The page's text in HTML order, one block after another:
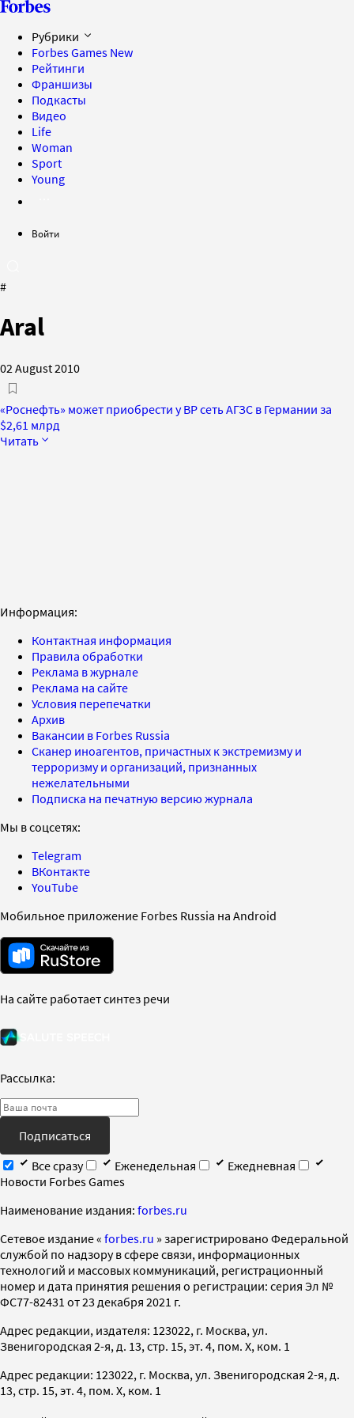
Рубрики
Forbes Games New
Рейтинги
Франшизы
Подкасты
Видео
Life
Woman
Sport
Young
Войти
#
Aral
02 August 2010
«Роснефть» может приобрести у BP сеть АГЗС в Германии за
$2,61 млрд
Читать
Информация:
Контактная информация
Правила обработки
Реклама в журнале
Реклама на сайте
Условия перепечатки
Архив
Вакансии в Forbes Russia
Сканер иноагентов, причастных к экстремизму и
терроризму и организаций, признанных
нежелательными
Подписка на печатную версию журнала
Мы в соцсетях:
Telegram
ВКонтакте
YouTube
Мобильное приложение Forbes Russia на Android
На сайте работает синтез речи
Рассылка:
Подписаться
Все сразу
Еженедельная
Ежедневная
Новости Forbes Games
Наименование издания: forbes.ru
Cетевое издание « forbes.ru » зарегистрировано Федеральной
службой по надзору в сфере связи, информационных
технологий и массовых коммуникаций, регистрационный
номер и дата принятия решения о регистрации: серия Эл №
ФС77-82431 от 23 декабря 2021 г.
Адрес редакции, издателя: 123022, г. Москва, ул.
Звенигородская 2-я, д. 13, стр. 15, эт. 4, пом. X, ком. 1
Адрес редакции: 123022, г. Москва, ул. Звенигородская 2-я, д.
13, стр. 15, эт. 4, пом. X, ком. 1